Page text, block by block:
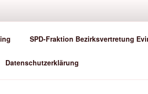
EVING
SPD-Fraktion Bezirksvertretung
Datenschutzerklärung